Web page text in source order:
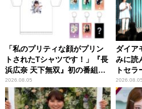
「私のプリティな顔がプリン
トされたTシャツです！」『長
浜広奈 天下無双』初の番組グ
ッズ発売
2026.08.05
ダイア
みに読
トセ
紹介
2026.08.05